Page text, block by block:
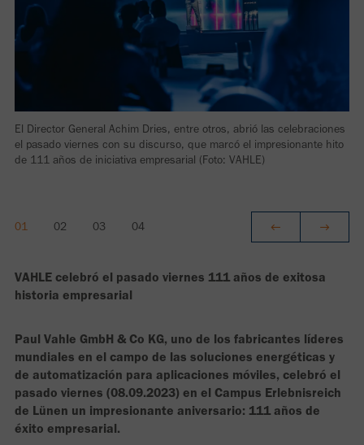
El Director General Achim Dries, entre otros, abrió las celebraciones
el pasado viernes con su discurso, que marcó el impresionante hito
de 111 años de iniciativa empresarial (Foto: VAHLE)
VAHLE celebró el pasado viernes 111 años de exitosa
historia empresarial
Paul Vahle GmbH & Co KG, uno de los fabricantes líderes
mundiales en el campo de las soluciones energéticas y
de automatización para aplicaciones móviles, celebró el
pasado viernes (08.09.2023) en el Campus Erlebnisreich
de Lünen un impresionante aniversario: 111 años de
éxito empresarial.